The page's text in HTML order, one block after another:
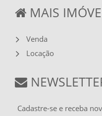
MAIS
Venda
Locação
Cadastre-se e receba